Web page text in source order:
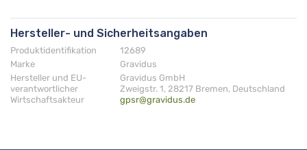
Hersteller- und Sicherheitsangaben
Produktidentifikation
12689
Marke
Gravidus
Hersteller und EU-
verantwortlicher
Wirtschaftsakteur
Gravidus GmbH
Zweigstr. 1, 28217 Bremen, Deutschland
gpsr@gravidus.de